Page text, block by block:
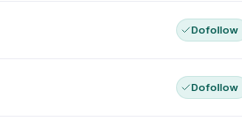
Dofollow
Dofollow